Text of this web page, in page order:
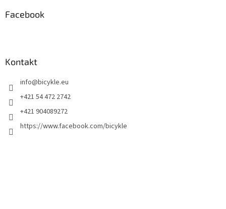
Facebook
Kontakt
info@bicykle.eu
+421 54 472 2742
+421 904089272
https://www.facebook.com/bicykle